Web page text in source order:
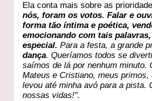
Ela conta mais sobre as
nós, foram os votos. Falar e
forma tão íntima e poética,
emocionando com tais
especial.Para a festa, a grande
dança. Queríamos todos se
saímos de lá por nenhum minuto.
Mateus e Cristiano, meus
levou até minha avó para a pista.
nossas vidas!”.